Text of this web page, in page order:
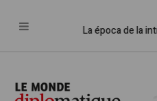
La época de la